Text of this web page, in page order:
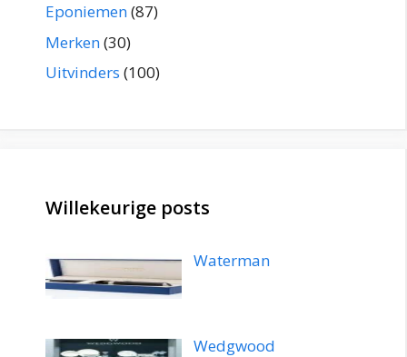
Eponiemen(87)
Merken(30)
Uitvinders (100)
Willekeurige posts
Waterman
Wedgwood